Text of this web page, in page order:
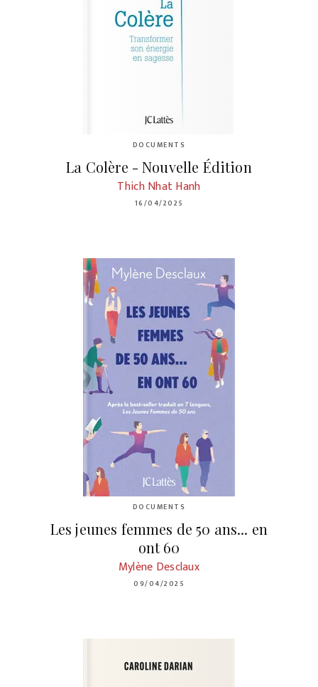
DOCUMENTS
La Colère - Nouvelle Édition
Thich Nhat Hanh
16/04/2025
DOCUMENTS
Les jeunes femmes de 50 ans... en
ont 60
Mylène Desclaux
09/04/2025